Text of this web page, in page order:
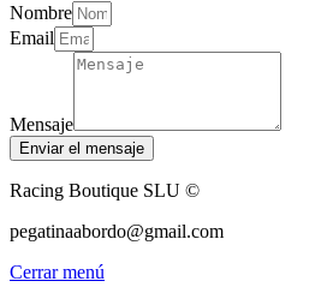
Nombre
Email
Mensaje
Enviar el mensaje
Racing Boutique SLU ©
pegatinaabordo@gmail.com
Cerrar menú